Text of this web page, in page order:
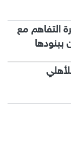
التفاهم مع
ببنودها